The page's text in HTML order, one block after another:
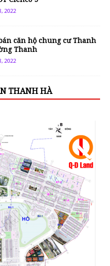
2022
căn hộ chung cư Thanh
Thanh
2022
THANH HÀ